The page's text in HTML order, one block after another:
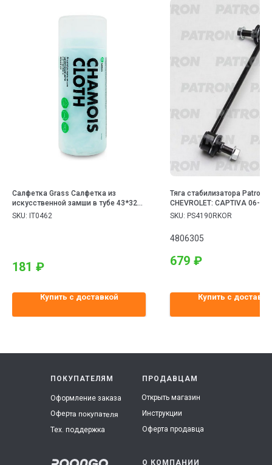
Салфетка Grass Салфетка из
искусственной замши в тубе 43*32
см
SKU: IT0462
181 ₽
Купить с доставкой
Тяга стабилизатора Patron
CHEVROLET: CAPTIVA 06- \
ANTARA 06- (произведено
SKU: PS4190RKOR
4806305
679 ₽
Купить с
ПРОДАВЦАМ
Оферта продавца
Инструкции
Открыть магазин
ПОКУПАТЕЛЯМ
Тех. поддержка
Оферта покупателя
Оформление заказа
О КОМПАНИИ